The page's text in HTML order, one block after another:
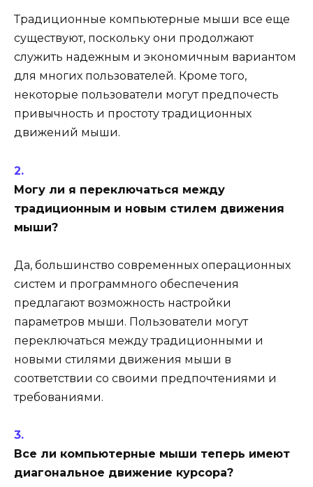
Традиционные компьютерные мыши все еще
существуют, поскольку они продолжают
служить надежным и экономичным вариантом
для многих пользователей. Кроме того,
некоторые пользователи могут предпочесть
привычность и простоту традиционных
движений мыши.
Могу ли я переключаться между
традиционным и новым стилем движения
мыши?
Да, большинство современных операционных
систем и программного обеспечения
предлагают возможность настройки
параметров мыши. Пользователи могут
переключаться между традиционными и
новыми стилями движения мыши в
соответствии со своими предпочтениями и
требованиями.
Все ли компьютерные мыши теперь имеют
диагональное движение курсора?